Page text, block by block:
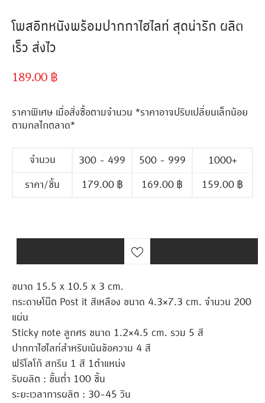
โพสอิทหนังพร้อมปากกาไฮไลท์ สุดน่ารัก ผลิต
เร็ว ส่งไว
189.00 ฿
ราคาพิเศษ เมื่อสั่งซื้อตามจำนวน *ราคาอาจปรับเปลี่ยนเล็กน้อย
ตามกลไกตลาด*
จำนวน 300 - 499 500 - 999
1000+
ราคา/ชิ้น
179.00฿ 169.00฿ 159.00฿
ขนาด 15.5 x 10.5 x 3 cm.
กระดาษโน๊ต Post it สีเหลือง ขนาด 4.3×7.3 cm. จำนวน 200
แผ่น
Sticky note ลูกศร ขนาด 1.2×4.5 cm. รวม 5 สี
ปากกาไฮไลท์สำหรับเน้นข้อความ 4 สี
ฟรีโลโก้ สกรีน 1 สี 1ตำแหน่ง
รับผลิต : ขั้นต่ำ 100 ชิ้น
ระยะเวลาการผลิต : 30-45 วัน